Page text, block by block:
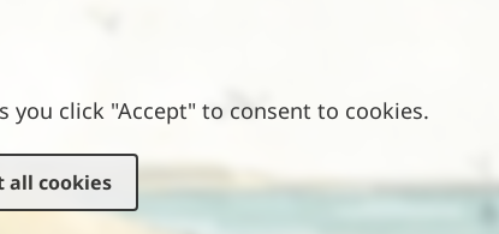
you click "Accept" to consent to cookies.
all cookies